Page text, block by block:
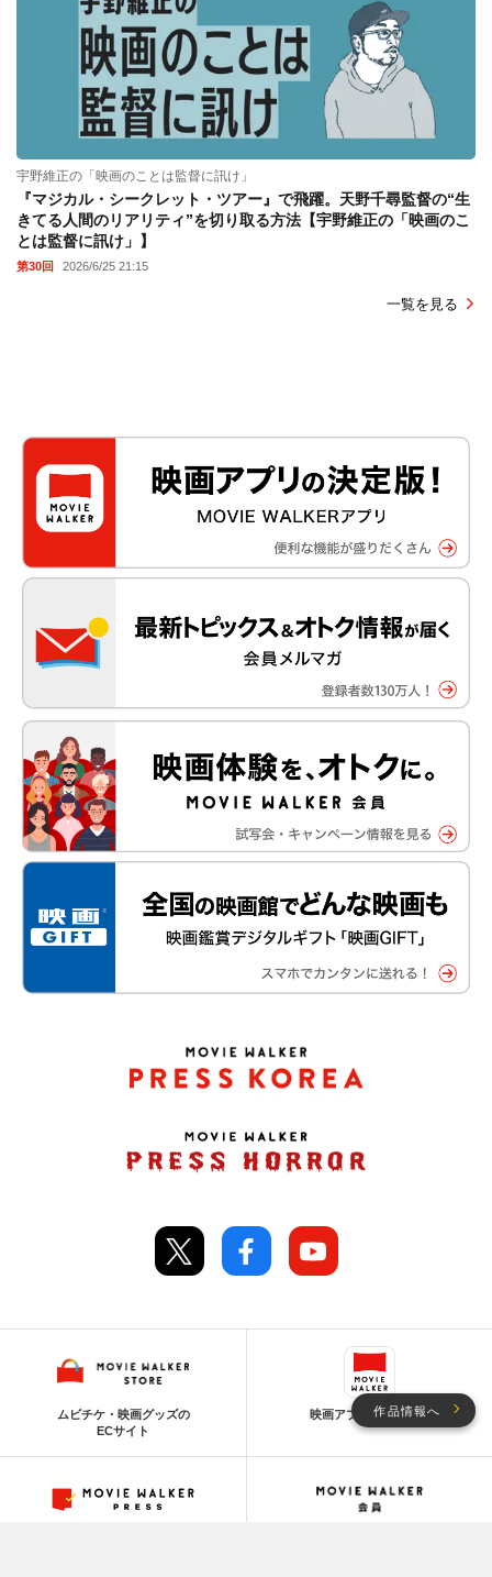
作品情報へ
宇野維正の「映画のことは監督に訊け」
『マジカル・シークレット・ツアー』で飛躍。天野千尋監督の“生
きてる人間のリアリティ”を切り取る方法【宇野維正の「映画のこ
とは監督に訊け」】
第30回 2026/6/25 21:15
一覧を見る
ムビチケ・映画グッズの
ECサイト
映画アプリの決定版！